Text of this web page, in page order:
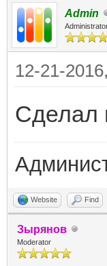
Admin
12-21-
Сделал
Website Find
Зырянов
Moderator